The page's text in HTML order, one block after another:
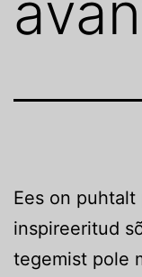
Ees on
inspireeritud
tegemist pole